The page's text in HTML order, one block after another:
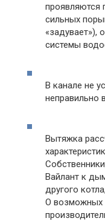
проявляются
сильных
«задувает»),
системы
В канале не
неправильно
Вытяжка
Вайлант к
другого
О возможных